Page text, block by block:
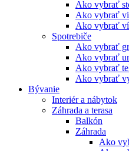
Ako vybrať
Ako vybrať
Ako vybrať
Spotrebiče
Ako vybrať
Ako vybrať
Ako vybrať
Ako vybrať
Bývanie
Interiér a nábytok
Záhrada a terasa
Balkón
Záhrada
Ako